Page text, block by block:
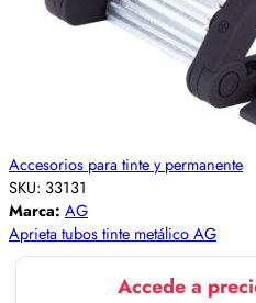
Accesorios para tinte y permanente
SKU: 33131
Marca: AG
Aprieta tubos tinte metálico AG
Accede a